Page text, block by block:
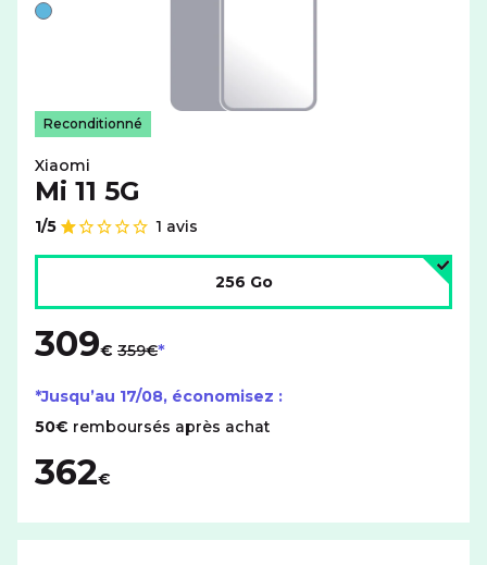
Liste de couleurs disponibles pour le XIAOMI Mi 11 5G
Bleu
Reconditionné
Xiaomi
Mi 11 5G
Note de
1/5
1 avis
256 Go
309€ 359€
*Jusqu’au 17/08, économisez :
50€ remboursés après achat
362€